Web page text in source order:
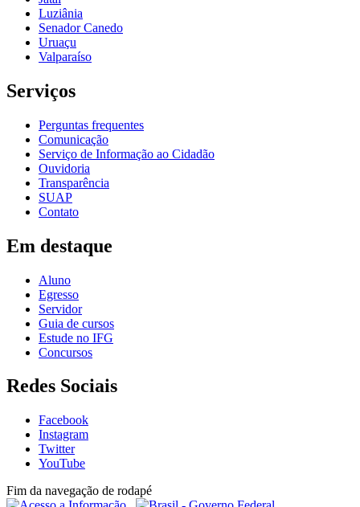
Luziânia
Senador Canedo
Uruaçu
Valparaíso
Serviços
Perguntas frequentes
Comunicação
Serviço de Informação ao Cidadão
Ouvidoria
Transparência
SUAP
Contato
Em destaque
Aluno
Egresso
Servidor
Guia de cursos
Estude no IFG
Concursos
Redes Sociais
Facebook
Instagram
Twitter
YouTube
Fim da navegação de rodapé